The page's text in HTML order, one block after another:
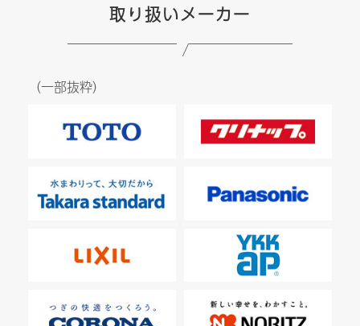
取り扱いメーカー
（一部抜粋）